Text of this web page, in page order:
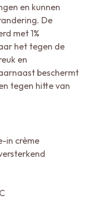
en kunnen
De
met 1%
het tegen de
en
beschermt
tegen hitte van
in crème